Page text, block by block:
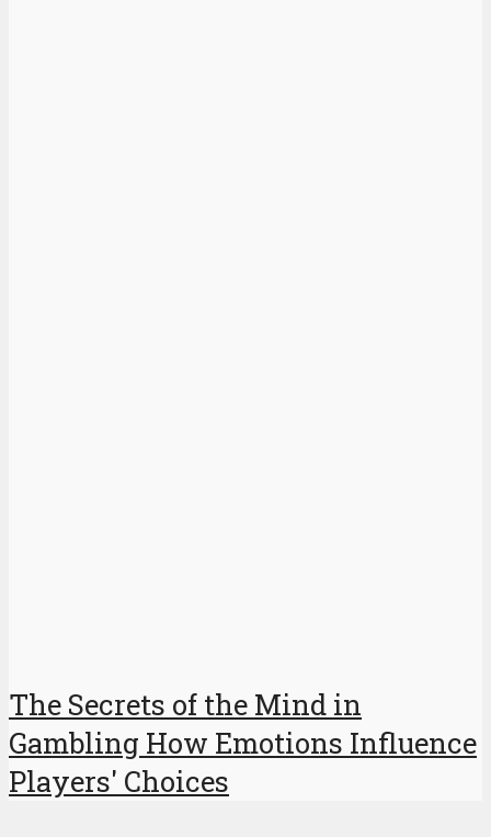
The Secrets of the Mind in
Gambling How Emotions Influence
Players' Choices